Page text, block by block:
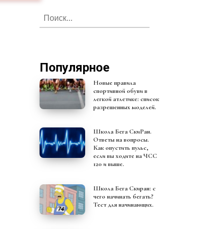
Популярное
Новые правила
спортивной обуви в
легкой атлетике: список
разрешенных моделей.
Школа Бега СкиРан.
Ответы на вопросы.
Как опустить пульс,
если вы ходите на ЧСС
120 и выше.
Школа Бега Скиран: с
чего начинать бегать?
Тест для начинающих.